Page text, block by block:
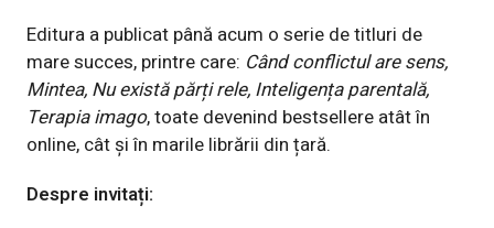
Editura a publicat până acum o serie de titluri de
mare succes, printre care: Când conflictul are sens,
Mintea, Nu există părți rele, Inteligența parentală,
Terapia imago, toate devenind bestsellere atât în
online, cât și în marile librării din țară.
Despre invitați: